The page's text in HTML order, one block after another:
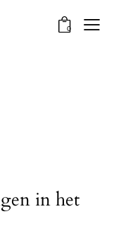
0
in het